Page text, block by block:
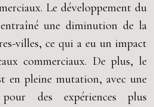
Le développement du
une diminution de la
villes, ce qui a eu un impact
commerciaux. De plus, le
en pleine mutation, avec une
pour des expériences plus